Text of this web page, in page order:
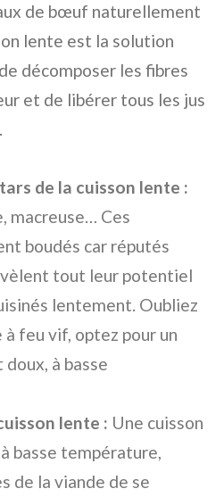
de bœuf naturellement
lente est la solution
décomposer les fibres
et de libérer tous les jus
de la cuisson lente :
macreuse… Ces
boudés car réputés
tout leur potentiel
lentement. Oubliez
à feu vif, optez pour un
à basse
lente : Une cuisson
basse température,
de la viande de se